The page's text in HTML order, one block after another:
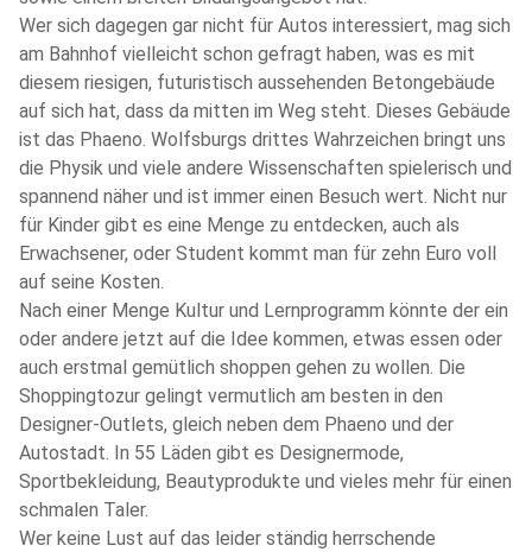
Wer sich dagegen gar nicht für Autos interessiert, mag sich
am Bahnhof vielleicht schon gefragt haben, was es mit
diesem riesigen, futuristisch aussehenden Betongebäude
auf sich hat, dass da mitten im Weg steht. Dieses Gebäude
ist das Phaeno. Wolfsburgs drittes Wahrzeichen bringt uns
die Physik und viele andere Wissenschaften spielerisch und
spannend näher und ist immer einen Besuch wert. Nicht nur
für Kinder gibt es eine Menge zu entdecken, auch als
Erwachsener, oder Student kommt man für zehn Euro voll
auf seine Kosten.
Nach einer Menge Kultur und Lernprogramm könnte der ein
oder andere jetzt auf die Idee kommen, etwas essen oder
auch erstmal gemütlich shoppen gehen zu wollen. Die
Shoppingtozur gelingt vermutlich am besten in den
Designer-Outlets, gleich neben dem Phaeno und der
Autostadt. In 55 Läden gibt es Designermode,
Sportbekleidung, Beautyprodukte und vieles mehr für einen
schmalen Taler.
Wer keine Lust auf das leider ständig herrschende